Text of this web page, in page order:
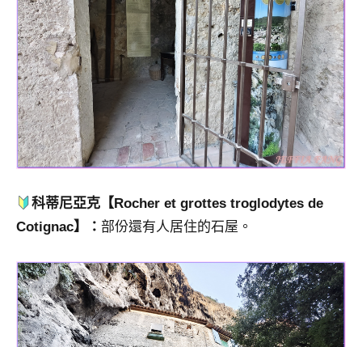
科蒂尼亞克 【Rocher et grottes troglodytes de
Cotignac】： 部份還有人居住的石屋。